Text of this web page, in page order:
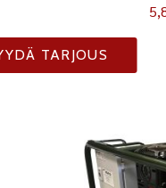
TARJOUS